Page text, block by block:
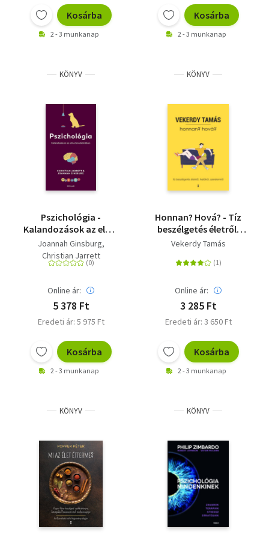
Kosárba
2 - 3 munkanap
Kosárba
2 - 3 munkanap
KÖNYV
Pszichológia -
Kalandozások az elme
birodalmában
Joannah Ginsburg
Christian Jarrett
Online ár:
5 378 Ft
Eredeti ár: 5 975 Ft
Kosárba
2 - 3 munkanap
KÖNYV
Honnan? Hová? - Tíz
beszélgetés életről,
halálról, szerelemről
Vekerdy Tamás
Online ár:
3 285 Ft
Eredeti ár: 3 650 Ft
Kosárba
2 - 3 munkanap
KÖNYV KÖNYV